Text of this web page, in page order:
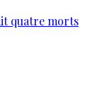
quatre morts